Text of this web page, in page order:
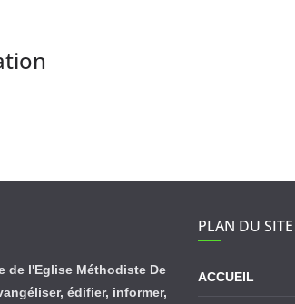
de l'Eglise Méthodiste De
édifier, informer,
PLAN DU SITE
ACCUEIL